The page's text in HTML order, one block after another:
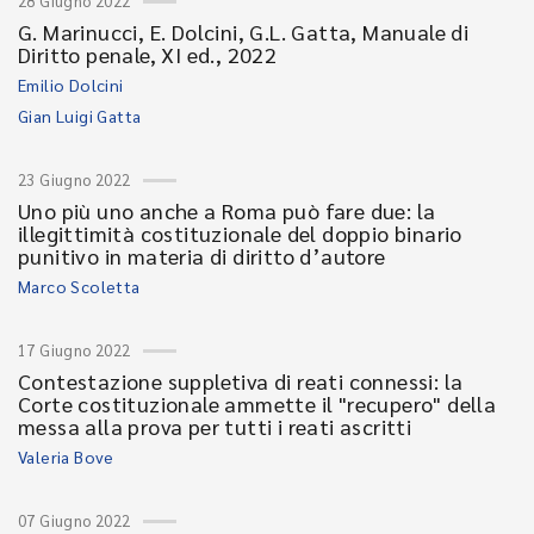
G. Marinucci, E. Dolcini, G.L. Gatta, Manuale di
Diritto penale, XI ed., 2022
Emilio Dolcini
Gian Luigi Gatta
23 Giugno 2022
Uno più uno anche a Roma può fare due: la
illegittimità costituzionale del doppio binario
punitivo in materia di diritto d’autore
Marco Scoletta
17 Giugno 2022
Contestazione suppletiva di reati connessi: la
Corte costituzionale ammette il "recupero" della
messa alla prova per tutti i reati ascritti
Valeria Bove
07 Giugno 2022